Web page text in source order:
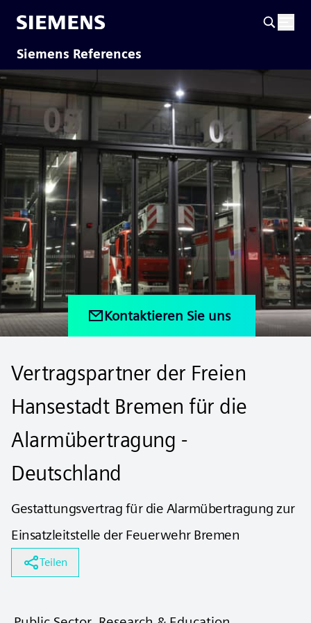
Siemens References
Kontaktieren Sie uns
Vertragspartner der Freien
Hansestadt Bremen für die
Alarmübertragung -
Deutschland
Gestattungsvertrag für die Alarmübertragung zur
Einsatzleitstelle der Feuerwehr Bremen
Teilen